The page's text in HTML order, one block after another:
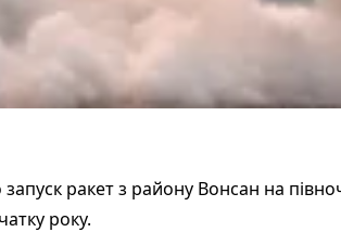
ракет з району Вонсан на
року.